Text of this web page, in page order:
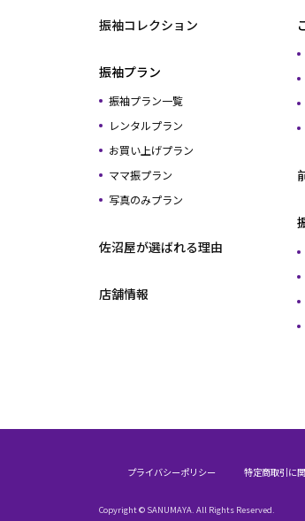
振袖コレクション
振袖プラン
振袖プラン一覧
レンタルプラン
お買い上げプラン
ママ振プラン
写真のみプラン
佐沼屋が選ばれる理由
店舗情報
プライバシーポリシー 特定商取引に
Copyright © SANUMAYA. All Rights Reserved.